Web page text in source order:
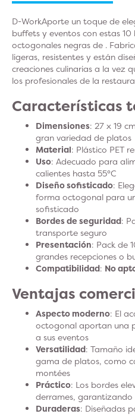
D-WorkAporte un toque de
buffets y eventos con estas
octogonales negras de .
ligeras, resistentes y están
creaciones culinarias a la vez
los profesionales de la
Características
Dimensiones: 27 x 19
gran variedad de platos
Material: Plástico PET
Uso: Adecuado para
calientes hasta 55°C
Diseño sofisticado:
forma octogonal para
sofisticado
Bordes de seguridad:
transporte seguro
Presentación: Pack de
grandes recepciones o
Compatibilidad: No
Ventajas
Aspecto moderno: El
octogonal aportan una
a sus eventos
Versatilidad: Tamaño
gama de platos, como
montées
Práctico: Los bordes
derrames,
Duraderas: Diseñadas